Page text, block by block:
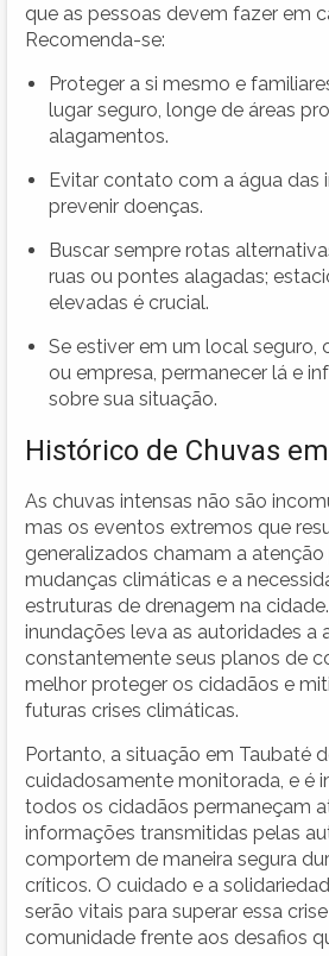
que as pessoas devem fazer em
Recomenda-se:
Proteger a si mesmo e
lugar seguro, longe de áreas
alagamentos.
Evitar contato com a água das
prevenir doenças.
Buscar sempre rotas
ruas ou pontes alagadas;
elevadas é crucial.
Se estiver em um local seguro,
ou empresa, permanecer lá e
sobre sua situação.
Histórico de Chuvas
As chuvas intensas não são
mas os eventos extremos que
generalizados chamam a atenção
mudanças climáticas e a
estruturas de drenagem na
inundações leva as autoridades a
constantemente seus planos de
melhor proteger os cidadãos e
futuras crises climáticas.
Portanto, a situação em Taubaté
cuidadosamente monitorada, e é
todos os cidadãos permaneçam
informações transmitidas pelas
comportem de maneira segura
críticos. O cuidado e a
serão vitais para superar essa
comunidade frente aos desafios